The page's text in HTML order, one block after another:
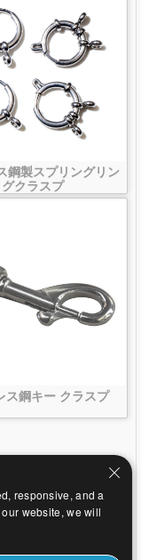
鋼製スプリングリン
グクラスプ
ス鋼キー クラスプ
responsive, and a
website, we will